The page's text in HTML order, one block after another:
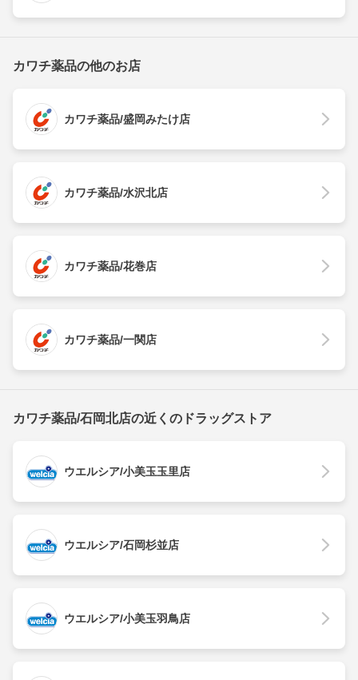
カワチ薬品の他のお店
カワチ薬品/盛岡みたけ店
カワチ薬品/水沢北店
カワチ薬品/花巻店
カワチ薬品/一関店
カワチ薬品/石岡北店の近くのドラッグストア
ウエルシア/小美玉玉里店
ウエルシア/石岡杉並店
ウエルシア/小美玉羽鳥店